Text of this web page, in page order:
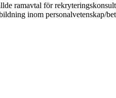
ramavtal för
inom personalvetenskap/